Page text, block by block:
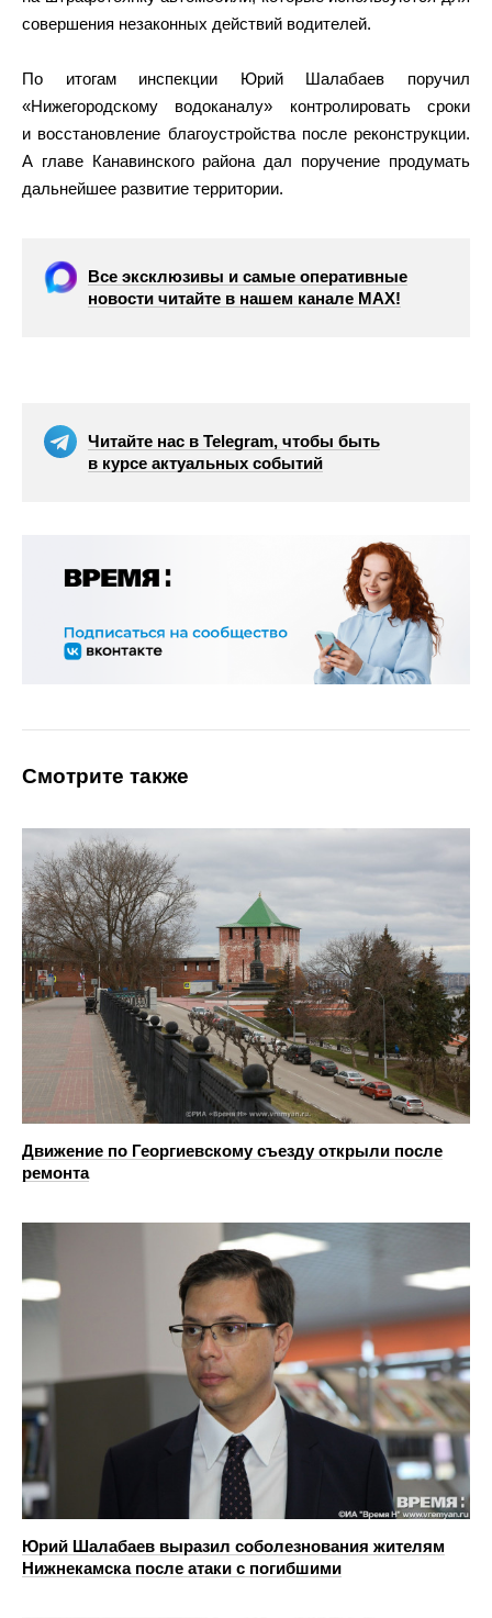
совершения незаконных действий водителей.
По итогам инспекции Юрий Шалабаев поручил
«Нижегородскому водоканалу» контролировать сроки
и восстановление благоустройства после реконструкции.
А главе Канавинского района дал поручение продумать
дальнейшее развитие территории.
Все эксклюзивы и самые оперативные
новости читайте в нашем канале МАХ!
Читайте нас в Telegram, чтобы быть
в курсе актуальных событий
Смотрите также
Движение по Георгиевскому съезду открыли после
ремонта
Юрий Шалабаев выразил соболезнования жителям
Нижнекамска после атаки с погибшими